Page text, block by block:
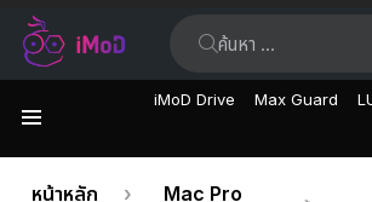
iMoD Drive Max Guard
เรื่อง
คุณอยู่ที่นี่:
หน้าหลัก
Mac Pro